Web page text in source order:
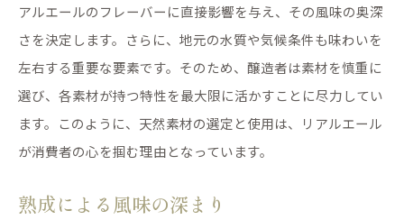
アルエールのフレーバーに直接影響を与え、その風味の奥深
さを決定します。さらに、地元の水質や気候条件も味わいを
左右する重要な要素です。そのため、醸造者は素材を慎重に
選び、各素材が持つ特性を最大限に活かすことに尽力してい
ます。このように、天然素材の選定と使用は、リアルエール
が消費者の心を掴む理由となっています。
熟成による風味の深まり